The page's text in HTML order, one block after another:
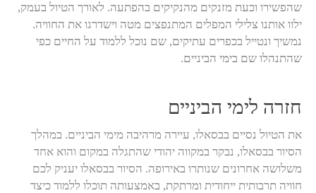
שהפשירו וכעת מזנקים מהנקיקים בהפתעה. לאורך הטיול בעמק,
ילוו אותנו צלילי המפלים המתנפצים מטה וישדרגו את החוויה.
נמשיך ונטייל בכפרים עתיקים, שם נוכל ללמוד על החיים כפי
שהתנהלו שם בימי הביניים.
חזרה לימי הביניים
את הטיול נסיים בבסאלו, עיירה מרהיבה מימי הביניים. במהלך
הסיור בבסאלו, נבקר במקווה יהודי שהתגלה במקום והוא אחד
משלושה אחרונים שנותרו באירופה. הסיור בבסאלו יעניק לכם
חוויה תרבותית ייחודית ומרתקת, באמצעותה תוכלו ללמוד כיצד